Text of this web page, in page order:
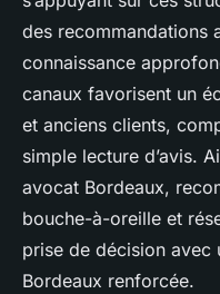
des recommandations
connaissance
canaux favorisent un
et anciens clients,
simple lecture d’avis.
avocat Bordeaux,
bouche-à-oreille et
prise de décision avec
Bordeaux renforcée.